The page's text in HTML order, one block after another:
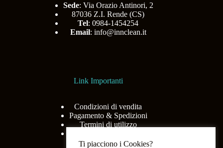
Sede: Via Orazio Antinori, 2
87036 Z.I. Rende (CS)
Tel: 0984-1454254
Email: info@innclean.it
Link Importanti
Condizioni di vendita
Pagamento & Spedizioni
Termini di utilizzo
Ti piacciono i Cookies?